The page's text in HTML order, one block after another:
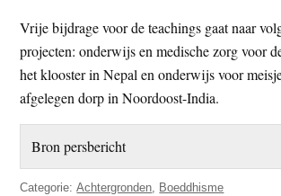
Vrije bijdrage voor de teachings gaat naar
projecten: onderwijs en medische zorg voor
het klooster in Nepal en onderwijs voor
afgelegen dorp in Noordoost-India.
Bron persbericht
Categorie:Achtergronden, Boeddhisme